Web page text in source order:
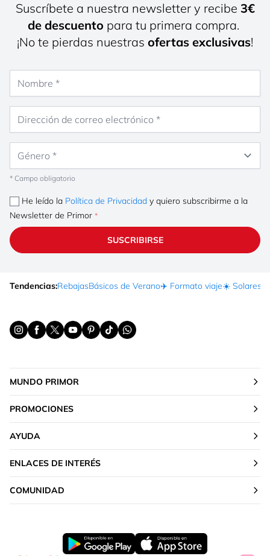
Suscríbete a nuestra newsletter y recibe 3€
de descuento para tu primera compra.
¡No te pierdas nuestras ofertas exclusivas!
* Campo obligatorio
He leído la Política de Privacidad y quiero subscribirme a la
Newsletter de Primor
SUSCRIBIRSE
Tendencias:RebajasBásicos de Verano✈️ Formato viaje☀️ Solares
MUNDO PRIMOR
PROMOCIONES
AYUDA
ENLACES DE INTERÉS
COMUNIDAD